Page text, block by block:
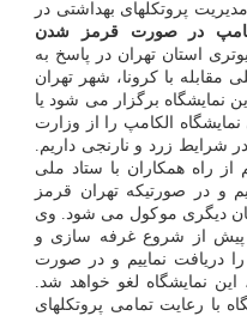
پروتکلهای بهداشتی در
در صورت قرمز شدن
استان تهران در پاسخ به
مقابله با کرونا، شهر تهران
نمایشگاه برگزار می شود یا
الکامپ را از وزارت
شرایط زرد و نارنجی داریم.
از راه همکاران با ستاد ملی
و در صورتیکه تهران قرمز
زمان دیگری موکول می شود. وی
پیش از شروع غرفه سازی و
دریافت نماییم و در صورت
نمایشگاه لغو خواهد شد.
با رعایت تمامی پروتکلهای